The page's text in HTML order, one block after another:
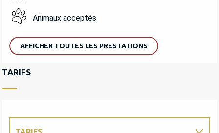
Animaux acceptés
AFFICHER TOUTES LES PRESTATIONS
TARIFS